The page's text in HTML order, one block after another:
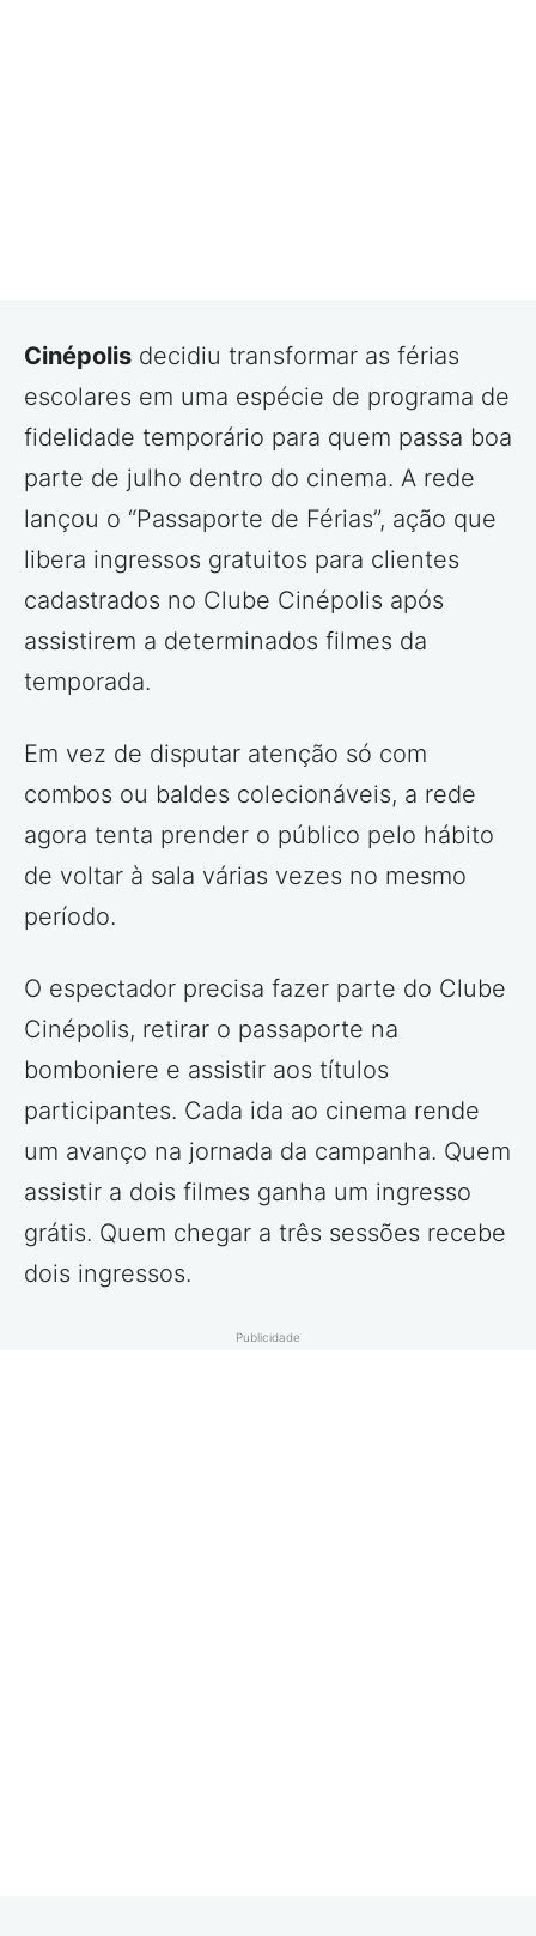
Cinépolis decidiu transformar as férias
escolares em uma espécie de programa de
fidelidade temporário para quem passa boa
parte de julho dentro do cinema. A rede
lançou o “Passaporte de Férias”, ação que
libera ingressos gratuitos para clientes
cadastrados no Clube Cinépolis após
assistirem a determinados filmes da
temporada.
Em vez de disputar atenção só com
combos ou baldes colecionáveis, a rede
agora tenta prender o público pelo hábito
de voltar à sala várias vezes no mesmo
período.
O espectador precisa fazer parte do Clube
Cinépolis, retirar o passaporte na
bomboniere e assistir aos títulos
participantes. Cada ida ao cinema rende
um avanço na jornada da campanha. Quem
assistir a dois filmes ganha um ingresso
grátis. Quem chegar a três sessões recebe
dois ingressos.
Publicidade